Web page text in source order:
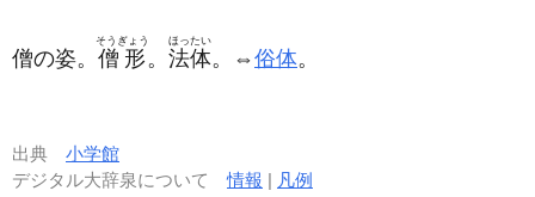
僧の姿。 僧形
そうぎょう
。 法体
ほったい
。⇔俗体。
出典 小学館
デジタル大辞泉について情報 | 凡例